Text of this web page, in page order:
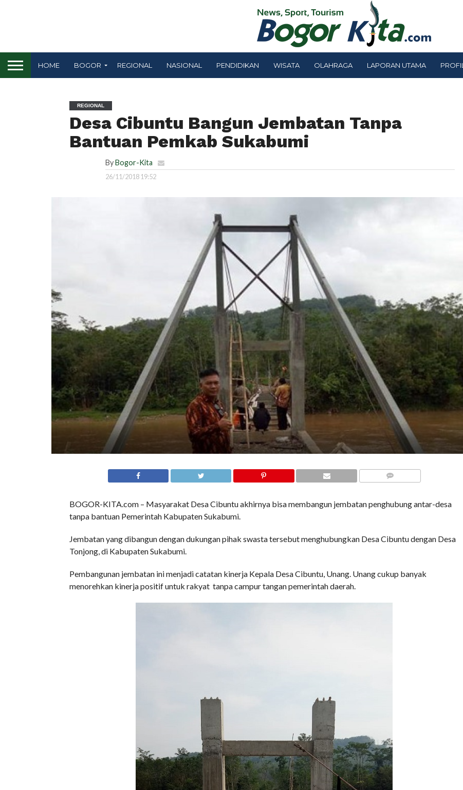
HOME BOGOR REGIONAL NASIONAL PENDIDIKAN WISATA OLAHRAGA LAPORAN UTAMA PROFIL
REGIONAL
Desa Cibuntu Bangun Jembatan Tanpa
Bantuan Pemkab Sukabumi
ByBogor-Kita
26/11/2018 19:52
BOGOR-KITA.com – Masyarakat Desa Cibuntu akhirnya bisa membangun jembatan penghubung antar-desa
tanpa bantuan Pemerintah Kabupaten Sukabumi.
Jembatan yang dibangun dengan dukungan pihak swasta tersebut menghubungkan Desa Cibuntu dengan Desa
Tonjong, di Kabupaten Sukabumi.
Pembangunan jembatan ini menjadi catatan kinerja Kepala Desa Cibuntu, Unang. Unang cukup banyak
menorehkan kinerja positif untuk rakyat tanpa campur tangan pemerintah daerah.